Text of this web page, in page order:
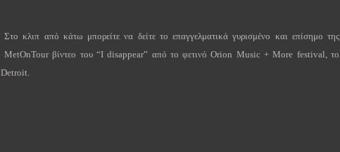
Στο κλιπ από κάτω μπορείτε να δείτε το επαγγελματικά γυρισμένο και επίσημο της
MetOnTour βίντεο του “I disappear” από το φετινόOrion Music+More festival, το
Detroit.